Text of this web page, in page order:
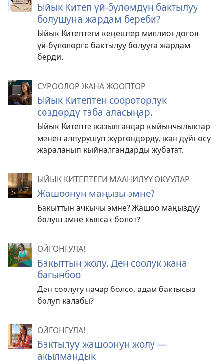
Ыйык Китеп үй-бүлөмдүн бактылуу
болушуна жардам береби?
Ыйык Китептеги кеңештер миллиондогон
үй-бүлөлөргө бактылуу болууга жардам
берди.
СУРООЛОР ЖАНА ЖООПТОР
Ыйык Китептен соороторлук
сөздөрдү таба аласыңар.
Ыйык Китепте жазылгандар кыйынчылыктар
менен алпурушуп жүргөндөрдү, жан дүйнөсү
жараланып кыйналгандарды жубатат.
ЫЙЫК КИТЕПТЕГИ МААНИЛҮҮ ОКУУЛАР
Жашоонун маңызы эмне?
Бакыттын ачкычы эмне? Жашоо маңыздуу
болуш эмне кылсак болот?
ОЙГОНГУЛА!
Бакыттын жолу. Ден соолук жана
багынбоо
Ден соолугу начар болсо, адам бактысыз
болуп калабы?
ОЙГОНГУЛА!
Бактылуу жашоонун жолу —
акылмандык